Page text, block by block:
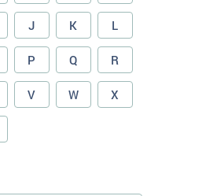
J K L
P Q R
V W X